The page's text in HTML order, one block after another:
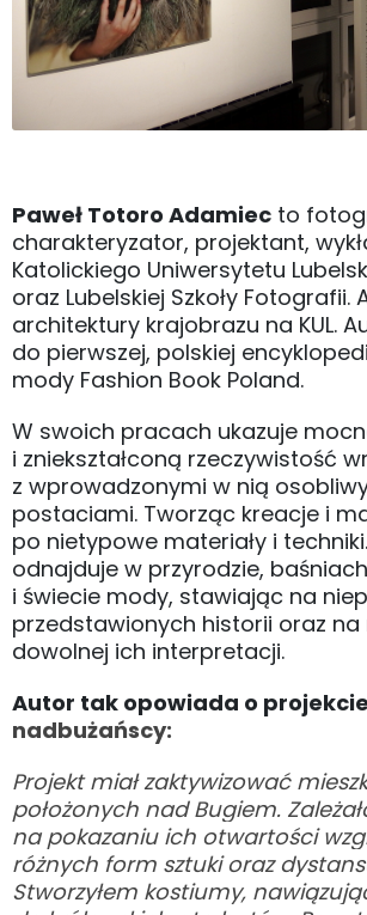
Paweł Totoro Adamiec to
charakteryzator, projektant,
Katolickiego Uniwersytetu
oraz Lubelskiej Szkoły Fotografii.
architektury krajobrazu na KUL.
do pierwszej, polskiej
mody Fashion Book Poland.
W swoich pracach ukazuje
i zniekształconą rzeczywistość
z wprowadzonymi w nią
postaciami. Tworząc kreacje i
po nietypowe materiały i
odnajduje w przyrodzie,
i świecie mody, stawiając na
przedstawionych historii oraz na
dowolnej ich interpretacji.
Autor tak opowiada o projekcie
nadbużańscy:
Projekt miał zaktywizować
położonych nad Bugiem.
na pokazaniu ich otwartości
różnych form sztuki oraz
Stworzyłem kostiumy,